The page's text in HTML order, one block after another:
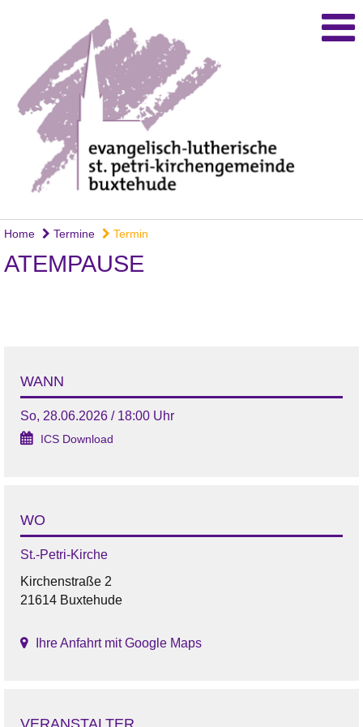
Home Termine Termin
ATEMPAUSE
WANN
So, 28.06.2026 / 18:00 Uhr
ICS Download
WO
St.-Petri-Kirche
Kirchenstraße 2
21614 Buxtehude
Ihre Anfahrt mit Google Maps
VERANSTALTER